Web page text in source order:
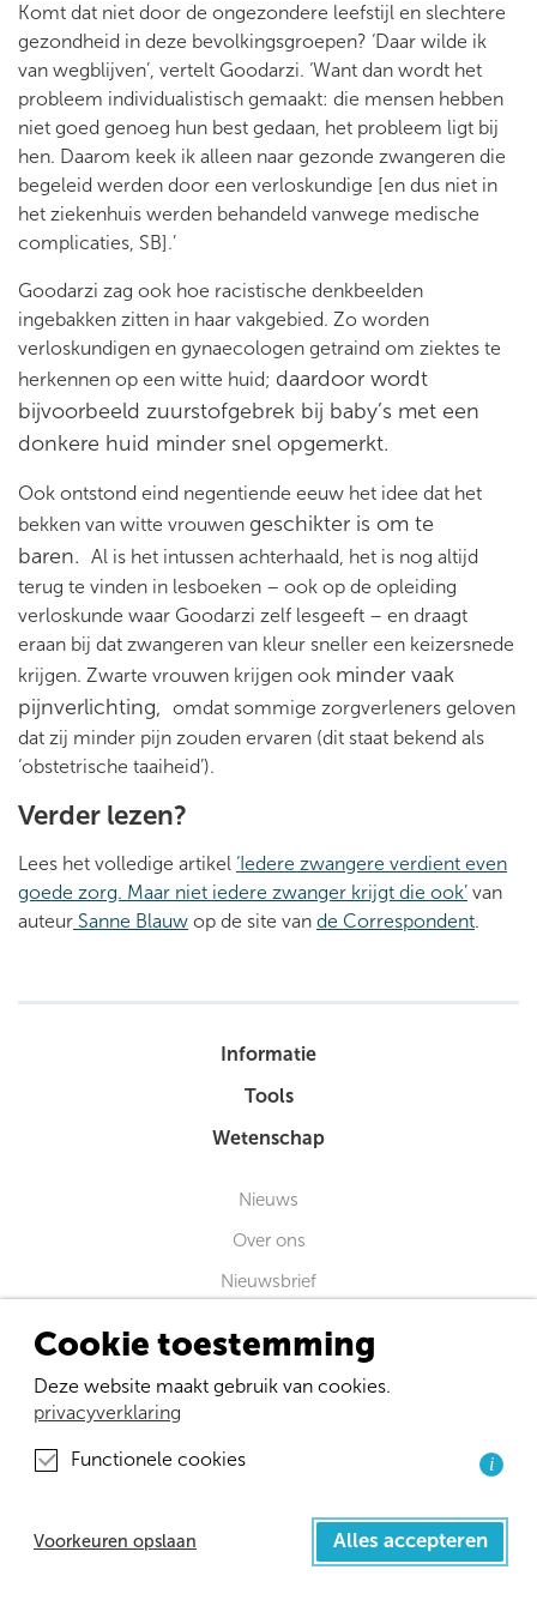
Komt dat niet door de ongezondere leefstijl en slechtere
gezondheid in deze bevolkingsgroepen? ‘Daar wilde ik
van wegblijven’, vertelt Goodarzi. ‘Want dan wordt het
probleem individualistisch gemaakt: die mensen hebben
niet goed genoeg hun best gedaan, het probleem ligt bij
hen. Daarom keek ik alleen naar gezonde zwangeren die
begeleid werden door een verloskundige [en dus niet in
het ziekenhuis werden behandeld vanwege medische
complicaties, SB].’
Goodarzi zag ook hoe racistische denkbeelden
ingebakken zitten in haar vakgebied. Zo worden
verloskundigen en gynaecologen getraind om ziektes te
herkennen op een witte huid; daardoor wordt
bijvoorbeeld zuurstofgebrek bij baby’s met een
donkere huid minder snel opgemerkt.
Ook ontstond eind negentiende eeuw het idee dat het
bekken van witte vrouwen geschikter is om te
baren.
Al is het intussen achterhaald, het is nog altijd
terug te vinden in lesboeken – ook op de opleiding
verloskunde waar Goodarzi zelf lesgeeft – en draagt
eraan bij dat zwangeren van kleur sneller een keizersnede
krijgen. Zwarte vrouwen krijgen ook minder vaak
pijnverlichting,
omdat sommige zorgverleners geloven
dat zij minder pijn zouden ervaren (dit staat bekend als
‘obstetrische taaiheid’).
Verder lezen?
Lees het volledige artikel ‘Iedere zwangere verdient even
goede zorg. Maar niet iedere zwanger krijgt die ook’ van
auteur Sanne Blauw op de site van de Correspondent.
Informatie
Tools
Wetenschap
Nieuws
Over ons
Nieuwsbrief
Disclaimer
Privacybeleid
Verloskundige Wetenschap
Amsterdam UMC Locatie VUmc
Van der Boechorststraat 7
Cookie toestemming
Deze website maakt gebruik van cookies.
privacyverklaring
Functionele cookies i
Voorkeuren opslaan Alles accepteren